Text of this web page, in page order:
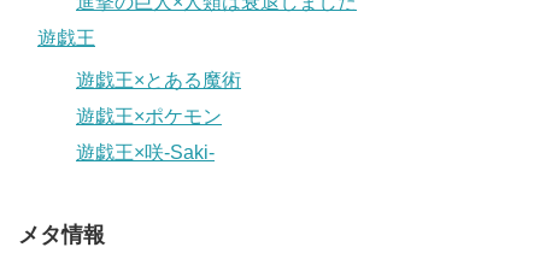
遊戯王
遊戯王×とある魔術
遊戯王×ポケモン
遊戯王×咲-Saki-
メタ情報